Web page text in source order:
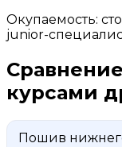
Окупаемость:
junior-
курсами
Пошив